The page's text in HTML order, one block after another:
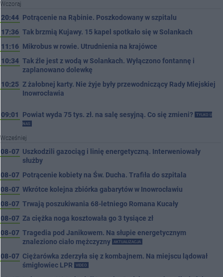
Wczoraj
20:44 Potrącenie na Rąbinie. Poszkodowany w szpitalu
17:36 Tak brzmią Kujawy. 15 kapel spotkało się w Solankach
11:16 Mikrobus w rowie. Utrudnienia na krajówce
10:34 Tak źle jest z wodą w Solankach. Wyłączono fontannę i
zaplanowano dolewkę
10:25 Z żałobnej karty. Nie żyje były przewodniczący Rady Miejskiej
Inowrocławia
09:01 Powiat wyda 75 tys. zł. na salę sesyjną. Co się zmieni?
TYLKO U
NAS
Wcześniej
08-07 Uszkodzili gazociąg i linię energetyczną. Interweniowały
służby
08-07 Potrącenie kobiety na Św. Ducha. Trafiła do szpitala
08-07 Wkrótce kolejna zbiórka gabarytów w Inowrocławiu
08-07 Trwają poszukiwania 68-letniego Romana Kucały
08-07 Za ciężka noga kosztowała go 3 tysiące zł
08-07 Tragedia pod Janikowem. Na słupie energetycznym
znaleziono ciało mężczyzny
AKTUALIZACJA
08-07 Ciężarówka zderzyła się z kombajnem. Na miejscu lądował
śmigłowiec LPR
VIDEO